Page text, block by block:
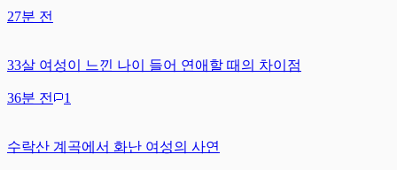
27분 전
33살 여성이 느낀 나이 들어 연애할 때의 차이점
36분 전 1
수락산 계곡에서 화난 여성의 사연